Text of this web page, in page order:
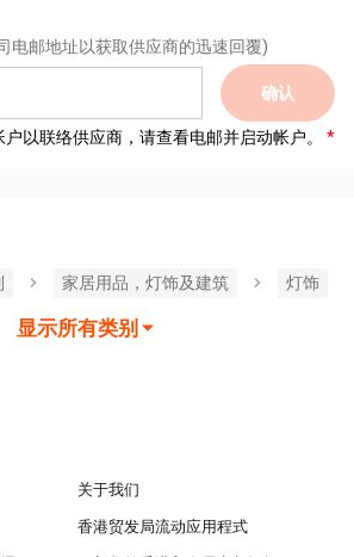
电邮地址以获取供应商的迅速回覆)
确认
以联络供应商，请查看电邮并启动帐户。
家居用品，灯饰及建筑 灯饰
显示所有类别
关于我们
香港贸发局流动应用程式